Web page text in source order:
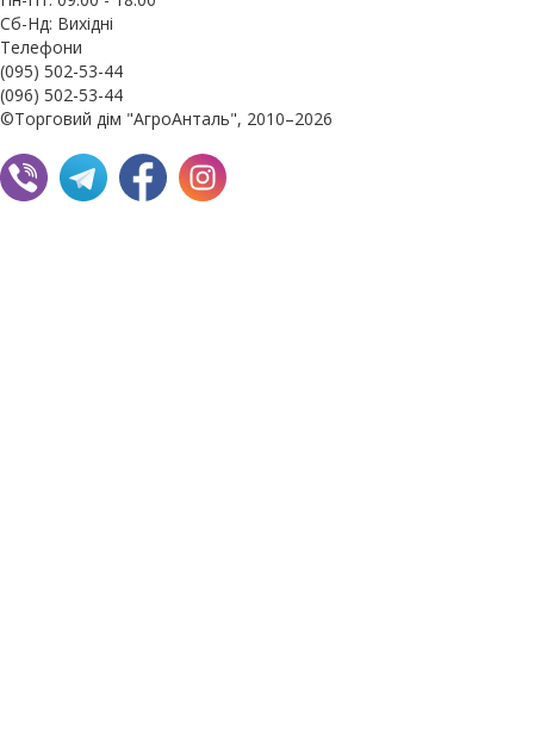
Сб-Нд: Вихідні
Телефони
(095) 502-53-44
(096) 502-53-44
©Торговий дім "АгроАнталь", 2010–2026